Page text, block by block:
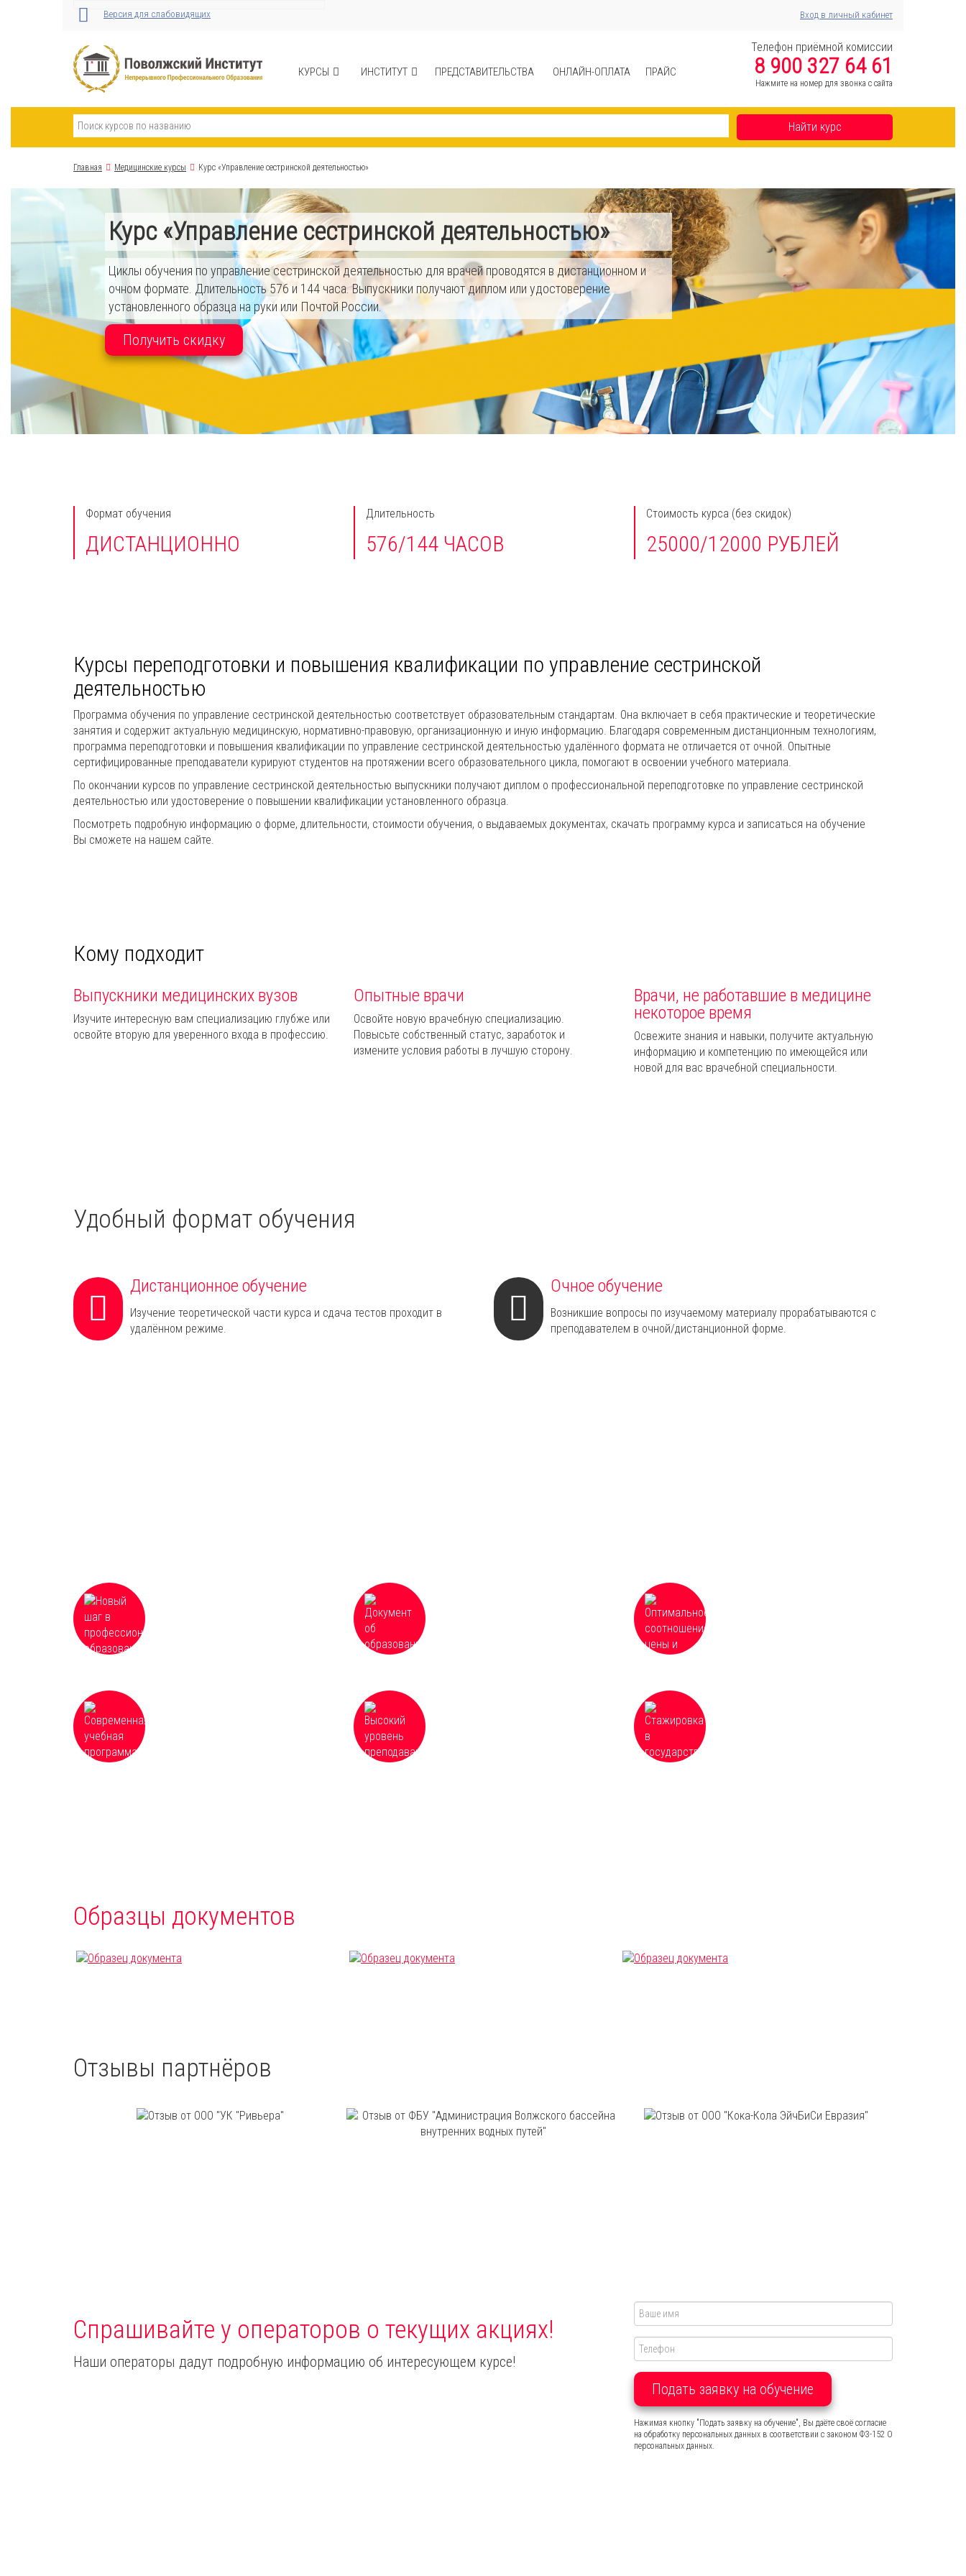
Версия для слабовидящих Вход в личный кабинет
КУРСЫ ИНСТИТУТ ПРЕДСТАВИТЕЛЬСТВА ОНЛАЙН-ОПЛАТА ПРАЙС
Телефон приёмной комиссии
8 900 327 64 61
Нажмите на номер для звонка с сайта
Найти курс
Главная Медицинские курсы Курс «Управление сестринской деятельностью»
Курс «Управление сестринской деятельностью»
Циклы обучения по управление сестринской деятельностью для врачей проводятся в дистанционном и
очном формате. Длительность 576 и 144 часа. Выпускники получают диплом или удостоверение
установленного образца на руки или Почтой России.
Получить скидку
Формат обучения
ДИСТАНЦИОННО
Длительность
576/144 ЧАСОВ
Стоимость курса (без скидок)
25000/12000 РУБЛЕЙ
Курсы переподготовки и повышения квалификации по управление сестринской
деятельностью
Программа обучения по управление сестринской деятельностью соответствует образовательным стандартам. Она включает в себя практические и теоретические
занятия и содержит актуальную медицинскую, нормативно-правовую, организационную и иную информацию. Благодаря современным дистанционным технологиям,
программа переподготовки и повышения квалификации по управление сестринской деятельностью удалённого формата не отличается от очной. Опытные
сертифицированные преподаватели курируют студентов на протяжении всего образовательного цикла, помогают в освоении учебного материала.
По окончании курсов по управление сестринской деятельностью выпускники получают диплом о профессиональной переподготовке по управление сестринской
деятельностью или удостоверение о повышении квалификации установленного образца.
Посмотреть подробную информацию о форме, длительности, стоимости обучения, о выдаваемых документах, скачать программу курса и записаться на обучение
Вы сможете на нашем сайте.
Кому подходит
Выпускники медицинских вузов
Изучите интересную вам специализацию глубже или
освойте вторую для уверенного входа в профессию.
Опытные врачи
Освойте новую врачебную специализацию.
Повысьте собственный статус, заработок и
измените условия работы в лучшую сторону.
Врачи, не работавшие в медицине
некоторое время
Освежите знания и навыки, получите актуальную
информацию и компетенцию по имеющейся или
новой для вас врачебной специальности.
Удобный формат обучения
Дистанционное обучение
Изучение теоретической части курса и сдача тестов проходит в
удалённом режиме.
Очное обучение
Возникшие вопросы по изучаемому материалу прорабатываются с
преподавателем в очной/дистанционной форме.
Образцы документов
Отзывы партнёров
Спрашивайте у операторов о текущих акциях!
Наши операторы дадут подробную информацию об интересующем курсе!
Подать заявку на обучение
Нажимая кнопку "Подать заявку на обучение", Вы даёте своё согласие
на обработку персональных данных в соответствии с законом ФЗ-152 О
персональных данных.